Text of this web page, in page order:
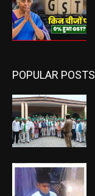
POPULAR POSTS